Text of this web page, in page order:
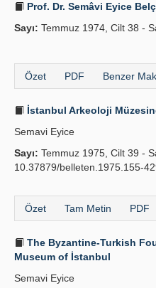
Prof. Dr. Semâvi Eyice
Sayı: Temmuz 1974, Cilt 38 -
Özet PDF Benzer
İstanbul Arkeoloji
Semavi Eyice
Sayı: Temmuz 1975, Cilt 39 -
10.37879/belleten.1975.155-
Özet Tam Metin PDF
The Byzantine-Turkish
Museum of İstanbul
Semavi Eyice